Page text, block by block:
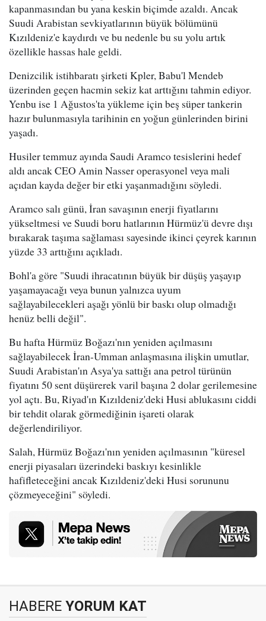
kapanmasından bu yana keskin biçimde azaldı. Ancak
Suudi Arabistan sevkiyatlarının büyük bölümünü
Kızıldeniz'e kaydırdı ve bu nedenle bu su yolu artık
özellikle hassas hale geldi.
Denizcilik istihbaratı şirketi Kpler, Babu'l Mendeb
üzerinden geçen hacmin sekiz kat arttığını tahmin ediyor.
Yenbu ise 1 Ağustos'ta yükleme için beş süper tankerin
hazır bulunmasıyla tarihinin en yoğun günlerinden birini
yaşadı.
Husiler temmuz ayında Saudi Aramco tesislerini hedef
aldı ancak CEO Amin Nasser operasyonel veya mali
açıdan kayda değer bir etki yaşanmadığını söyledi.
Aramco salı günü, İran savaşının enerji fiyatlarını
yükseltmesi ve Suudi boru hatlarının Hürmüz'ü devre dışı
bırakarak taşıma sağlaması sayesinde ikinci çeyrek karının
yüzde 33 arttığını açıkladı.
Bohl'a göre "Suudi ihracatının büyük bir düşüş yaşayıp
yaşamayacağı veya bunun yalnızca uyum
sağlayabilecekleri aşağı yönlü bir baskı olup olmadığı
henüz belli değil".
Bu hafta Hürmüz Boğazı'nın yeniden açılmasını
sağlayabilecek İran-Umman anlaşmasına ilişkin umutlar,
Suudi Arabistan'ın Asya'ya sattığı ana petrol türünün
fiyatını 50 sent düşürerek varil başına 2 dolar gerilemesine
yol açtı. Bu, Riyad'ın Kızıldeniz'deki Husi ablukasını ciddi
bir tehdit olarak görmediğinin işareti olarak
değerlendiriliyor.
Salah, Hürmüz Boğazı'nın yeniden açılmasının "küresel
enerji piyasaları üzerindeki baskıyı kesinlikle
hafifleteceğini ancak Kızıldeniz'deki Husi sorununu
çözmeyeceğini" söyledi.
HABERE YORUM KAT